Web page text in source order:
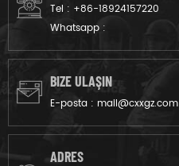
Tel : +86-18924157220
Whatsapp :
BIZE ULAŞIN
E-posta : mail@cxxgz.com
ADRES